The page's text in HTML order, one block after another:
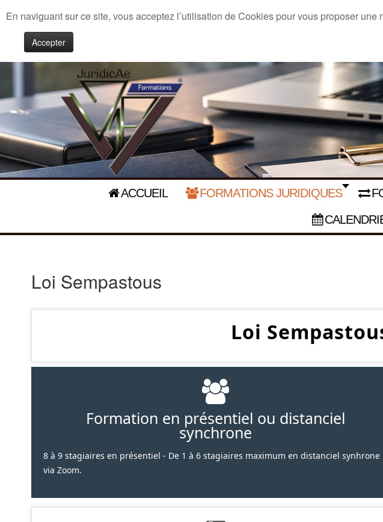
En naviguant sur ce site, vous acceptez l’utilisation de Cookies pour vous proposer
Accepter
ACCUEIL FORMATIONS JURIDIQUES
Loi Sempastous
Loi
Formation en présentiel ou distanciel
synchrone
8 à 9 stagiaires en présentiel - De 1 à 6 stagiaires maximum en distanciel synhrone
via Zoom.